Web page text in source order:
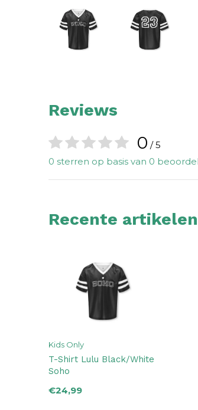
Reviews
0 / 5
0 sterren op basis van 0
Recente artikelen
Kids Only
T-Shirt Lulu Black/White
Soho
€24,99